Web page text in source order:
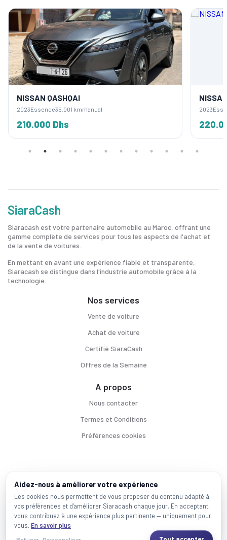
NISSAN QASHQAI
2023Essence35.001 kmmanual
210.000 Dhs
2023
SiaraCash
Siaracash est votre partenaire automobile au Maroc, offrant une
gamme complète de services pour tous les aspects de l'achat et
de la vente de voitures.
En mettant en avant une expérience fiable et transparente,
Siaracash se distingue dans l'industrie automobile grâce à la
technologie.
Nos services
Vente de voiture
Achat de voiture
Certifié SiaraCash
Offres de la Semaine
A propos
Nous contacter
Termes et Conditions
Préférences cookies
Voitures par ville
Casablanca | | Mohammadia |Salé | |
Marques populaires
Mercedes| |Volkswagen | Renault Toyota Peugeot
Aidez-nous à améliorer votre expérience
Les cookies nous permettent de vous proposer du contenu adapté à
vos préférences et d'améliorer Siaracash chaque jour. En acceptant,
vous contribuez à une expérience plus pertinente — uniquement pour
vous. En savoir plus